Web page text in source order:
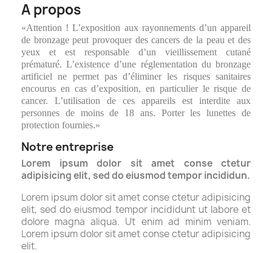
A propos
«Attention ! L’exposition aux rayonnements d’un appareil
de bronzage peut provoquer des cancers de la peau et des
yeux et est responsable d’un vieillissement cutané
prématuré. L’existence d’une réglementation du bronzage
artificiel ne permet pas d’éliminer les risques sanitaires
encourus en cas d’exposition, en particulier le risque de
cancer. L’utilisation de ces appareils est interdite aux
personnes de moins de 18 ans. Porter les lunettes de
protection fournies.»
Notre entreprise
Lorem ipsum dolor sit amet conse ctetur
adipisicing elit, sed do eiusmod tempor incididun.
Lorem ipsum dolor sit amet conse ctetur adipisicing
elit, sed do eiusmod tempor incididunt ut labore et
dolore magna aliqua. Ut enim ad minim veniam.
Lorem ipsum dolor sit amet conse ctetur adipisicing
elit.